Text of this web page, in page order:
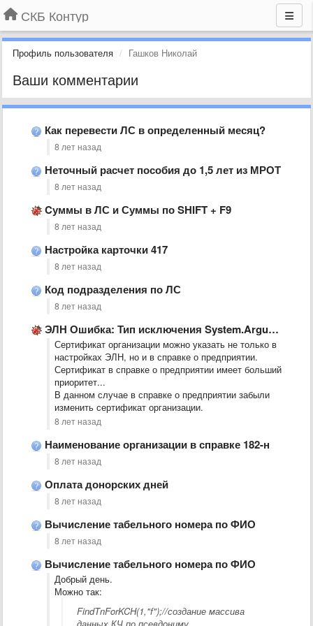
СКБ Контур
Профиль пользователя Гашков Николай
Ваши комментарии
Как перевести ЛС в определенный месяц?
8 лет назад
Неточный расчет пособия до 1,5 лет из МРОТ
8 лет назад
Cуммы в ЛС и Суммы по SHIFT + F9
8 лет назад
Настройка карточки 417
8 лет назад
Код подразделения по ЛС
8 лет назад
ЭЛН Ошибка: Тип исключения System.ArgumentException
Сертификат организации можно указать не только в
настройках ЭЛН, но и в справке о предприятии.
Сертификат в справке о предприятии имеет больший
приоритет...
В данном случае в справке о предприятии забыли
изменить сертификат организации.
8 лет назад
Наименование организации в справке 182-н
8 лет назад
Оплата донорских дней
8 лет назад
Вычисление табельного номера по ФИО
8 лет назад
Вычисление табельного номера по ФИО
Добрый день.
Можно так:
FindTnForKCH(1,"f");//создание массива